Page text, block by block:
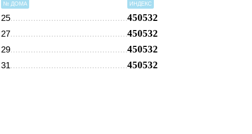
№ ДОМА ИНДЕКС
25 450532
27 450532
29 450532
31 450532